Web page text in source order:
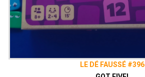
LE DÉ FAUSSÉ #396